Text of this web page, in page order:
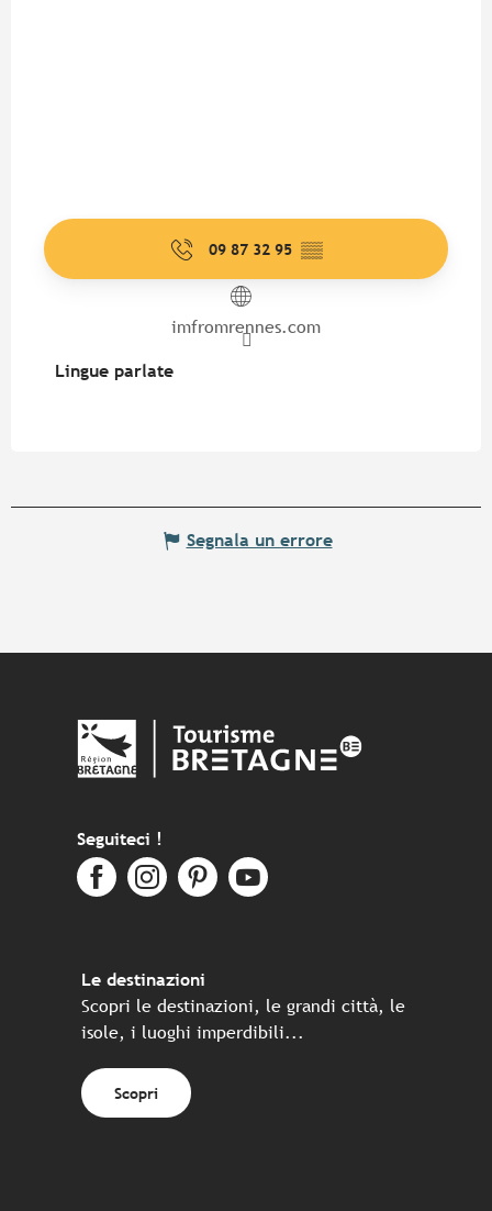
09 87 32 95 ▒▒
imfromrennes.com
Lingue parlate
Lingue parlate
Segnala un errore
Seguiteci !
Le destinazioni
Scopri le destinazioni, le grandi città, le
isole, i luoghi imperdibili...
Scopri